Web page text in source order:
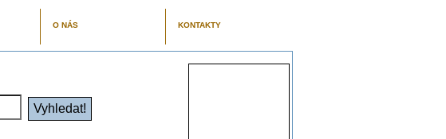
O NÁS KONTAKTY